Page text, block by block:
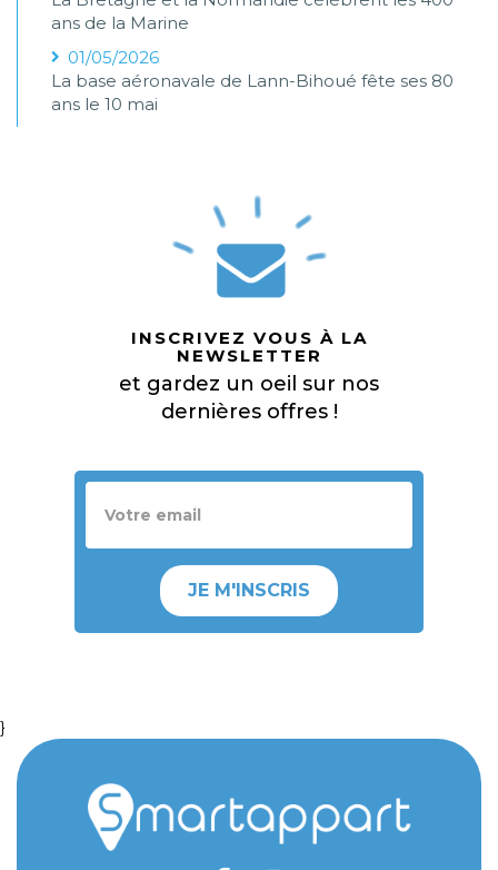
ans de la Marine
01/05/2026
La base aéronavale de Lann-Bihoué fête ses 80
ans le 10 mai
INSCRIVEZ VOUS À LA
NEWSLETTER
et gardez un oeil sur nos
dernières offres !
JE M'INSCRIS
}